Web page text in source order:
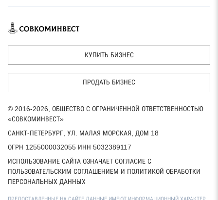
КУПИТЬ БИЗНЕС
ПРОДАТЬ БИЗНЕС
© 2016-2026, ОБЩЕСТВО С ОГРАНИЧЕННОЙ ОТВЕТСТВЕННОСТЬЮ
«СОВКОМИНВЕСТ»
САНКТ-ПЕТЕРБУРГ, УЛ. МАЛАЯ МОРСКАЯ, ДОМ 18
ОГРН 1255000032055 ИНН 5032389117
ИСПОЛЬЗОВАНИЕ САЙТА ОЗНАЧАЕТ СОГЛАСИЕ С
ПОЛЬЗОВАТЕЛЬСКИМ СОГЛАШЕНИЕМ И ПОЛИТИКОЙ ОБРАБОТКИ
ПЕРСОНАЛЬНЫХ ДАННЫХ